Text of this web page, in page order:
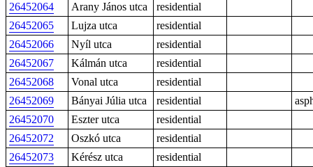
26452064
Arany János utca
residential
26452065
Lujza utca
residential
26452066
Nyíl utca
residential
26452067
Kálmán utca
residential
26452068
Vonal utca
residential
26452069
Bányai Júlia utca residential
26452070
Eszter utca
residential
26452072
Oszkó utca
residential
26452073
Kérész utca
residential